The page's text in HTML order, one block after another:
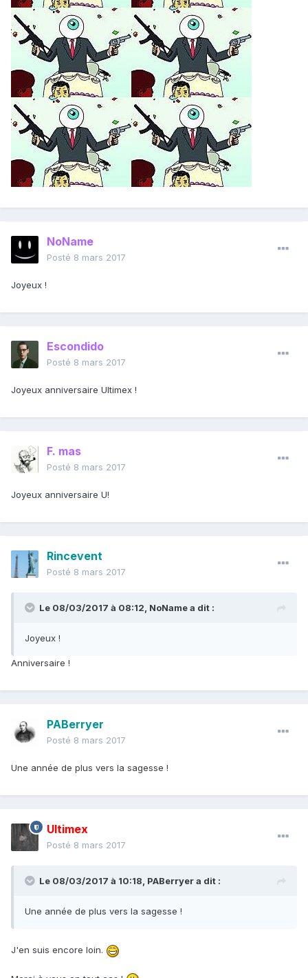
NoName
Posté 8 mars 2017
Joyeux !
Escondido
Posté 8 mars 2017
Joyeux anniversaire Ultimex !
F. mas
Posté 8 mars 2017
Joyeux anniversaire U!
Rincevent
Posté 8 mars 2017
Le 08/03/2017 à 08:12, NoNamea dit :
Joyeux !
Anniversaire !
PABerryer
Posté 8 mars 2017
Une année de plus vers la sagesse !
Ultimex
Posté 8 mars 2017
Le 08/03/2017 à 10:18, PABerryera dit :
Une année de plus vers la sagesse !
J'en suis encore loin.